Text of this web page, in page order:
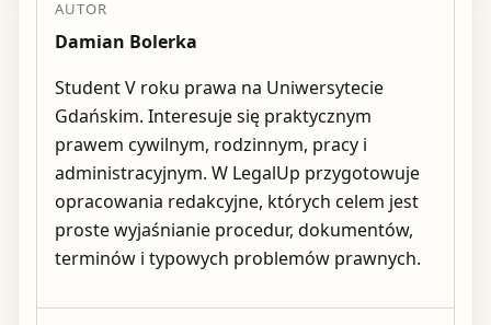
AUTOR
Damian Bolerka
Student V roku prawa na Uniwersytecie
Gdańskim. Interesuje się praktycznym
prawem cywilnym, rodzinnym, pracy i
administracyjnym. W LegalUp przygotowuje
opracowania redakcyjne, których celem jest
proste wyjaśnianie procedur, dokumentów,
terminów i typowych problemów prawnych.